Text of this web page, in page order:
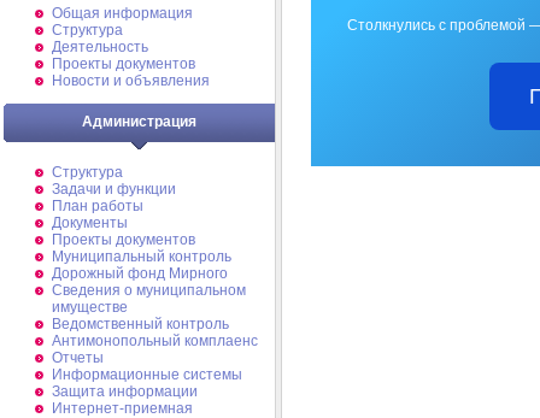
Общая информация
Структура
Деятельность
Проекты документов
Новости и объявления
Администрация
Структура
Задачи и функции
План работы
Документы
Проекты документов
Муниципальный контроль
Дорожный фонд Мирного
Cведения о муниципальном
имуществе
Ведомственный контроль
Антимонопольный комплаенс
Отчеты
Информационные системы
Защита информации
Интернет-приемная
Столкнулись с проблемой